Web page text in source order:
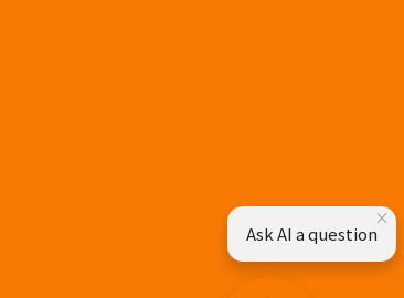
×
Ask AI a question